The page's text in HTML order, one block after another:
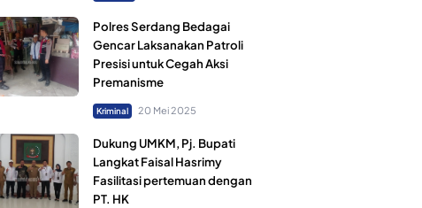
Polres Serdang Bedagai
Gencar Laksanakan Patroli
Presisi untuk Cegah Aksi
Premanisme
Kriminal 20 Mei 2025
Dukung UMKM, Pj. Bupati
Langkat Faisal Hasrimy
Fasilitasi pertemuan dengan
PT. HK